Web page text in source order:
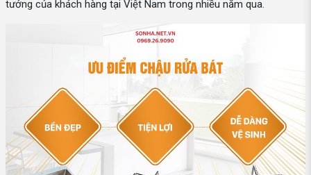
tưởng của khách hàng tại Việt Nam trong nhiều năm qua.